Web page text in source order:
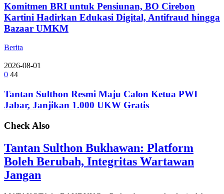
Komitmen BRI untuk Pensiunan, BO Cirebon
Kartini Hadirkan Edukasi Digital, Antifraud hingga
Bazaar UMKM
Berita
2026-08-01
0 44
Tantan Sulthon Resmi Maju Calon Ketua PWI
Jabar, Janjikan 1.000 UKW Gratis
Check Also
Tantan Sulthon Bukhawan: Platform
Boleh Berubah, Integritas Wartawan
Jangan